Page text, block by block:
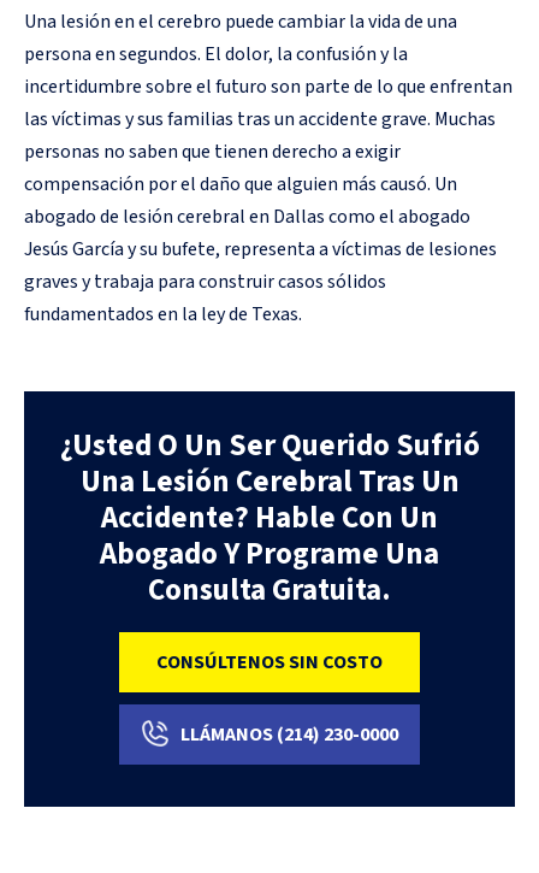
Una lesión en el cerebro puede cambiar la vida de una
persona en segundos. El dolor, la confusión y la
incertidumbre sobre el futuro son parte de lo que enfrentan
las víctimas y sus familias tras un accidente grave. Muchas
personas no saben que tienen derecho a exigir
compensación por el daño que alguien más causó. Un
abogado de lesión cerebral en Dallas como el abogado
Jesús García y su bufete, representa a víctimas de lesiones
graves y trabaja para construir casos sólidos
fundamentados en la ley de Texas.
¿Usted O Un Ser Querido Sufrió
Una Lesión Cerebral Tras Un
Accidente? Hable Con Un
Abogado Y Programe Una
Consulta Gratuita.
CONSÚLTENOS SIN COSTO
LLÁMANOS(214) 230-0000